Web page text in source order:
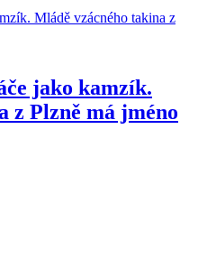
jako kamzík.
z Plzně má jméno